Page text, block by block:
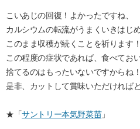
こいあじの回復！よかったですね、
カルシウムの転流がうまくいきはじ
このまま収穫が続くことを祈ります！
この程度の症状であれば、食べてお
捨てるのはもったいないですからね！
是非、カットして賞味いただければと
★「サントリー本気野菜苗」